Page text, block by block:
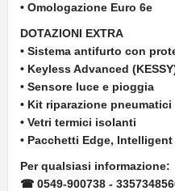
• Omologazione Euro 6e
DOTAZIONI EXTRA
• Sistema antifurto con
• Keyless Advanced
• Sensore luce e pioggia
• Kit riparazione pneumatici
• Vetri termici isolanti
• Pacchetti Edge,
Per qualsiasi informazione:
☎ 0549-900738 -